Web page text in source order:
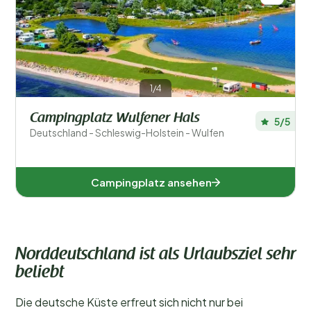
1/4
Campingplatz Wulfener Hals
Deutschland - Schleswig-Holstein - Wulfen
5/5
Campingplatz ansehen
Norddeutschland ist als Urlaubsziel sehr
beliebt
Die deutsche Küste erfreut sich nicht nur bei